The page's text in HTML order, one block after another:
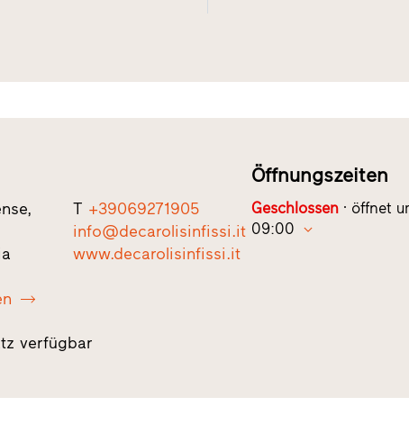
T +39069271905
info@decarolisinfissi.it
www.decarolisinfissi.it
verfügbar
Öffnungszeiten
Geschlossen
öffnet
09:00